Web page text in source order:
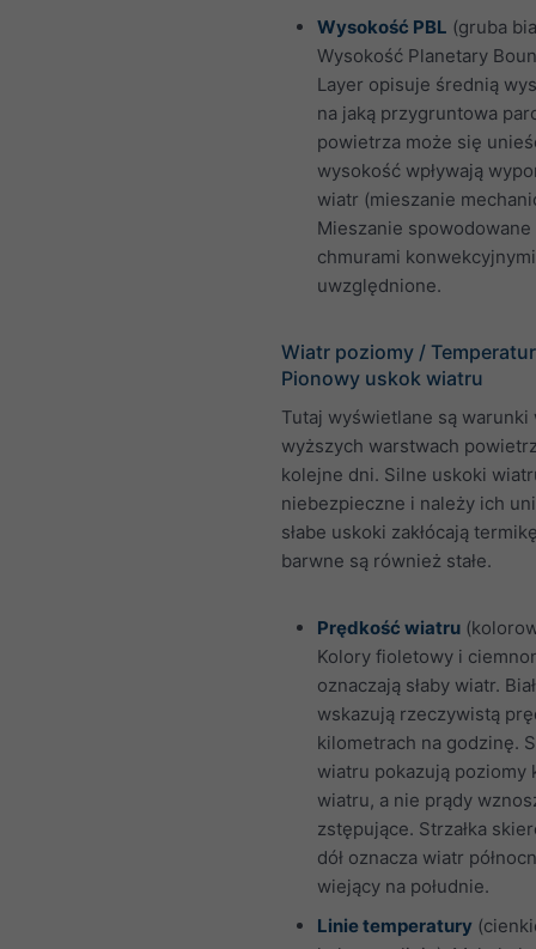
Wysokość PBL (gruba
Wysokość Planetary
Layer opisuje średnią
na jaką przygruntowa
powietrza może się
wysokość wpływają
wiatr (mieszanie
Mieszanie spowodowane
chmurami
uwzględnione.
Wiatr poziomy /
Pionowy uskok wiatru
Tutaj wyświetlane są warunki
wyższych warstwach
kolejne dni. Silne uskoki
niebezpieczne i należy ich
słabe uskoki zakłócają
barwne są również stałe.
Prędkość wiatru
Kolory fioletowy i
oznaczają słaby wiatr.
wskazują rzeczywistą
kilometrach na godzinę.
wiatru pokazują poziomy
wiatru, a nie prądy
zstępujące. Strzałka
dół oznacza wiatr
wiejący na południe.
Linie temperatury